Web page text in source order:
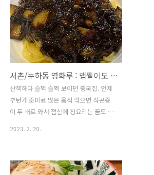
서촌/누하동 영화루 : 맵찔이도 그리워하는 중독성갑 고추간짜장
산책하다 슬쩍 슬쩍 보이던 중국집. 언제
부턴가 조미료 많은 음식 먹으면 식곤증
이 두 배로 와서 점심에 청요리는 꿈도 못
년 기준 월요일인가 화요일인가 휴무였는
데 검색해보니 휴무 표시가 없네;;; 여튼
2023. 2. 20.